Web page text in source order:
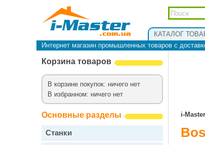
КАТАЛОГ
Интернет магазин промышленных товаров с
Корзина товаров
В корзине покупок: ничего нет
В избранном: ничего нет
Основные разделы
Станки
i-